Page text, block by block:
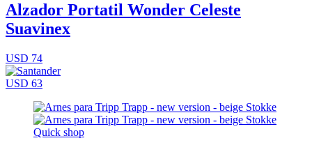
Alzador Portatil Wonder Celeste
Suavinex
USD 74
USD 63
Quick shop